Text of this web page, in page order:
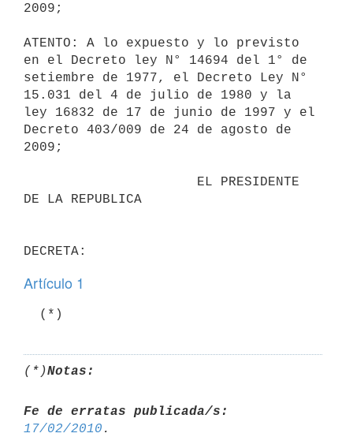
2009;
ATENTO: A lo expuesto y lo previsto
en el Decreto ley N° 14694 del 1° de
setiembre de 1977, el Decreto Ley N°
15.031 del 4 de julio de 1980 y la
ley 16832 de 17 de junio de 1997 y el
Decreto 403/009 de 24 de agosto de
2009;
DE LA REPUBLICA
Artículo 1
(*)Notas:
Fe de erratas publicada/s:
17/02/2010